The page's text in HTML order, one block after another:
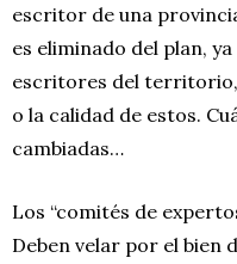
escritor de una
es eliminado del plan,
escritores del
o la calidad de estos.
cambiadas…
Los “comités de
Deben velar por el bien